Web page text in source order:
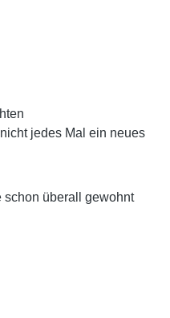
jedes Mal ein neues
schon überall gewohnt